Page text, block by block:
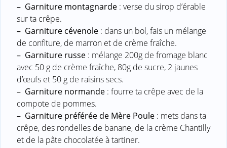
– Garniture montagnarde : verse du sirop d’érable
sur ta crêpe.
– Garniture cévenole : dans un bol, fais un mélange
de confiture, de marron et de crème fraîche.
– Garniture russe : mélange 200g de fromage blanc
avec 50 g de crème fraîche, 80g de sucre, 2 jaunes
d’œufs et 50 g de raisins secs.
– Garniture normande : fourre ta crêpe avec de la
compote de pommes.
– Garniture préférée de Mère Poule : mets dans ta
crêpe, des rondelles de banane, de la crème Chantilly
et de la pâte chocolatée à tartiner.